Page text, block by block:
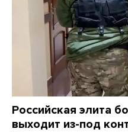
Российская элита
выходит из-под